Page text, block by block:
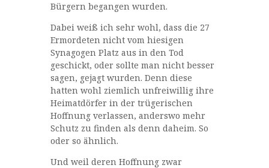
Bürgern begangen wurden.
Dabei weiß ich sehr wohl, dass die 27
Ermordeten nicht vom hiesigen
Synagogen Platz aus in den Tod
geschickt, oder sollte man nicht besser
sagen, gejagt wurden. Denn diese
hatten wohl ziemlich unfreiwillig ihre
Heimatdörfer in der trügerischen
Hoffnung verlassen, anderswo mehr
Schutz zu finden als denn daheim. So
oder so ähnlich.
Und weil deren Hoffnung zwar